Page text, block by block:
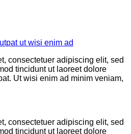
consectetuer adipiscing elit, sed
tincidunt ut laoreet dolore
Ut wisi enim ad minim veniam,
consectetuer adipiscing elit, sed
tincidunt ut laoreet dolore